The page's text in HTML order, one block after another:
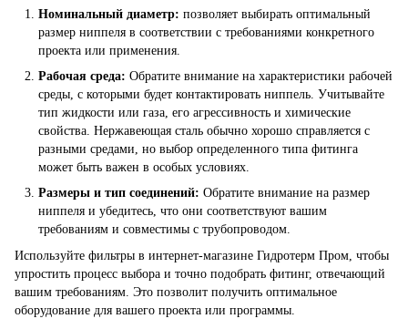
Номинальный диаметр: позволяет выбирать оптимальный
размер ниппеля в соответствии с требованиями конкретного
проекта или применения.
Рабочая среда: Обратите внимание на характеристики рабочей
среды, с которыми будет контактировать ниппель. Учитывайте
тип жидкости или газа, его агрессивность и химические
свойства. Нержавеющая сталь обычно хорошо справляется с
разными средами, но выбор определенного типа фитинга
может быть важен в особых условиях.
Размеры и тип соединений: Обратите внимание на размер
ниппеля и убедитесь, что они соответствуют вашим
требованиям и совместимы с трубопроводом.
Используйте фильтры в интернет-магазине Гидротерм Пром, чтобы
упростить процесс выбора и точно подобрать фитинг, отвечающий
вашим требованиям. Это позволит получить оптимальное
оборудование для вашего проекта или программы.